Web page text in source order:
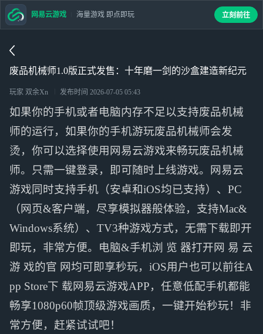
废品机械师1.0版正式发售：十年磨一剑的沙盒建造新纪元
玩家 双余Xn 发布时间 2026-07-05 05:43
如果你的手机或者电脑内存不足以支持废品机械
师的运行，如果你的手机游玩废品机械师会发
烫，你可以选择使用网易云游戏来畅玩废品机械
师。只需一键登录，即可随时上线游戏。网易云
游戏同时支持手机（安卓和iOS均已支持）、PC
（网页&客户端，尽享模拟器般体验，支持Mac&
Windows系统）、TV3种游戏方式，无需下载即开
即玩，非常方便。电脑&手机浏 览 器打开网 易 云
游 戏的官 网均可即享秒玩，iOS用户也可以前往A
pp Store下 载网易云游戏APP，任意低配手机都能
畅享1080p60帧顶级游戏画质，一键开始秒玩！非
常方便，赶紧试试吧！
网易云游戏 海量游戏 即点即玩 立刻前往